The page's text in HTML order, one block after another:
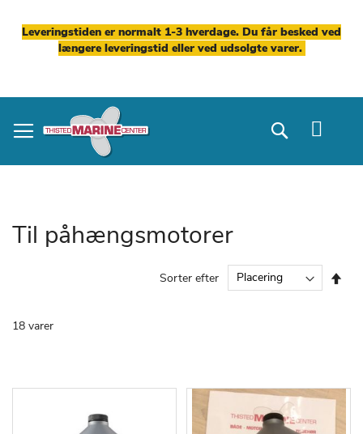
Leveringstiden er normalt 1-3 hverdage. Du får besked ved
længere leveringstid eller ved udsolgte varer.
to
Content
Search
Til påhængsmotorer
18 varer
Sorter efter